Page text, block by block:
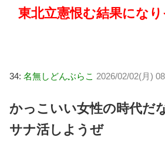
東北立憲恨む結果になり
34: 名無しどんぶらこ 2026/02/02(月)
かっこいい女性の時代だ
サナ活しようぜ